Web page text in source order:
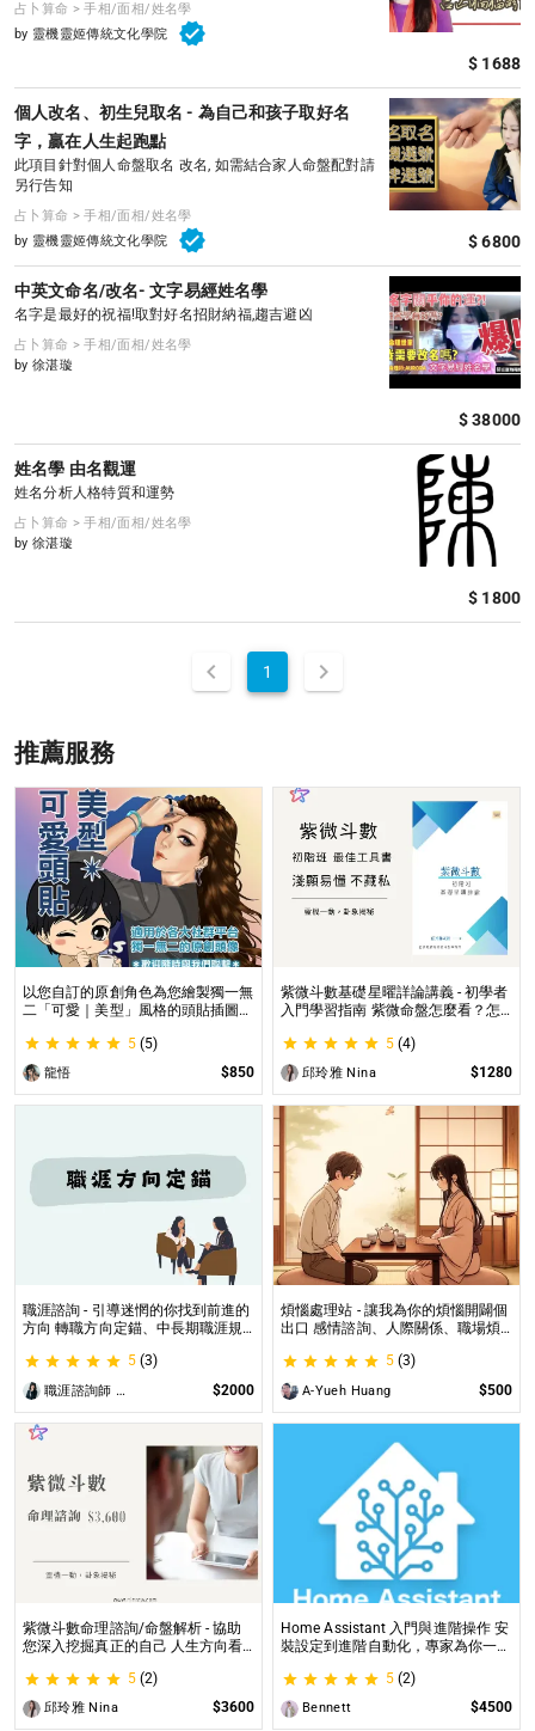
占卜算命 > 手相/面相/姓名學
by 靈機靈姬傳統文化學院
$ 1688
個人改名、初生兒取名 - 為自己和孩子取好名
字，贏在人生起跑點
此項目針對個人命盤取名 改名, 如需結合家人命盤配對請
另行告知
占卜算命 > 手相/面相/姓名學
by 靈機靈姬傳統文化學院
$ 6800
中英文命名/改名- 文字易經姓名學
名字是最好的祝福!取對好名招財納福,趨吉避凶
占卜算命 > 手相/面相/姓名學
by 徐湛璇
$ 38000
姓名學 由名觀運
姓名分析人格特質和運勢
占卜算命 > 手相/面相/姓名學
by 徐湛璇
$ 1800
1
推薦服務
以您自訂的原創角色為您繪製獨一無
二「可愛｜美型」風格的頭貼插圖！
情」和「動作」的理想頭貼！
5 (5)
龍悟 $850
紫微斗數基礎星曜詳論講義 - 初學者
入門學習指南 紫微命盤怎麼看？怎
工具書，淺顯易懂不藏私！
5 (4)
邱玲雅 Nina $1280
職涯諮詢 - 引導迷惘的你找到前進的
方向 轉職方向定錨、中長期職涯規
5 (3)
職涯諮詢師 阿紫 $2000
煩惱處理站 - 讓我為你的煩惱開闢個
出口 感情諮詢、人際關係、職場煩
5 (3)
A-Yueh Huang $500
紫微斗數命理諮詢/命盤解析 - 協助
您深入挖掘真正的自己 人生方向看
璀璨一生
5 (2)
邱玲雅 Nina $3600
Home Assistant 入門與進階操作 安
裝設定到進階自動化，專家為你一對
5 (2)
Bennett $4500